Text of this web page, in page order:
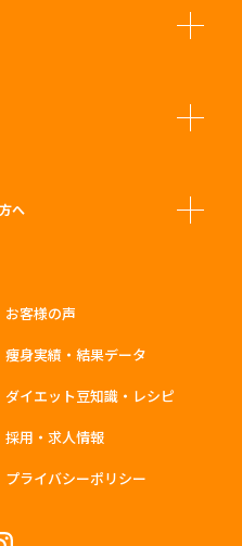
へ
お客様の声
痩身実績・結果データ
ダイエット豆知識・レシピ
採用・求人情報
プライバシーポリシー